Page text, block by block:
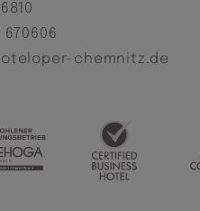
670606
chemnitz.de